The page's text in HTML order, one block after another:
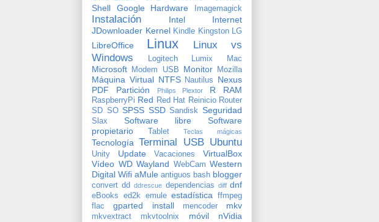
Shell
Google Hardware Imagemagick
Instalación Intel
Internet
JDownloader Kernel Kindle Kingston LG
LibreOffice Linux
Linux vs
Windows
Logitech Lumix Mac
Microsoft Modem USB Monitor Mozilla
Máquina Virtual NTFS Nautilus
Nexus
PDF
Partición Philips Plextor R RAM
RaspberryPi Red Red Hat Reinicio Router
SD SO SPSS SSD Sandisk Seguridad
Slax Software libre
Software
propietario
Tablet Teclas mágicas
Tecnología Terminal USB Ubuntu
Unity Update Vacaciones
VirtualBox
Vídeo WD Wayland WebCam Western
Digital Wifi aMule antiguos bash blogger
convert dd ddrescue dependencias diff dnf
eBooks ed2k emule estadística ffmpeg
flac
gparted install mencoder mkv
mkvextract mkvtoolnix móvil nVidia